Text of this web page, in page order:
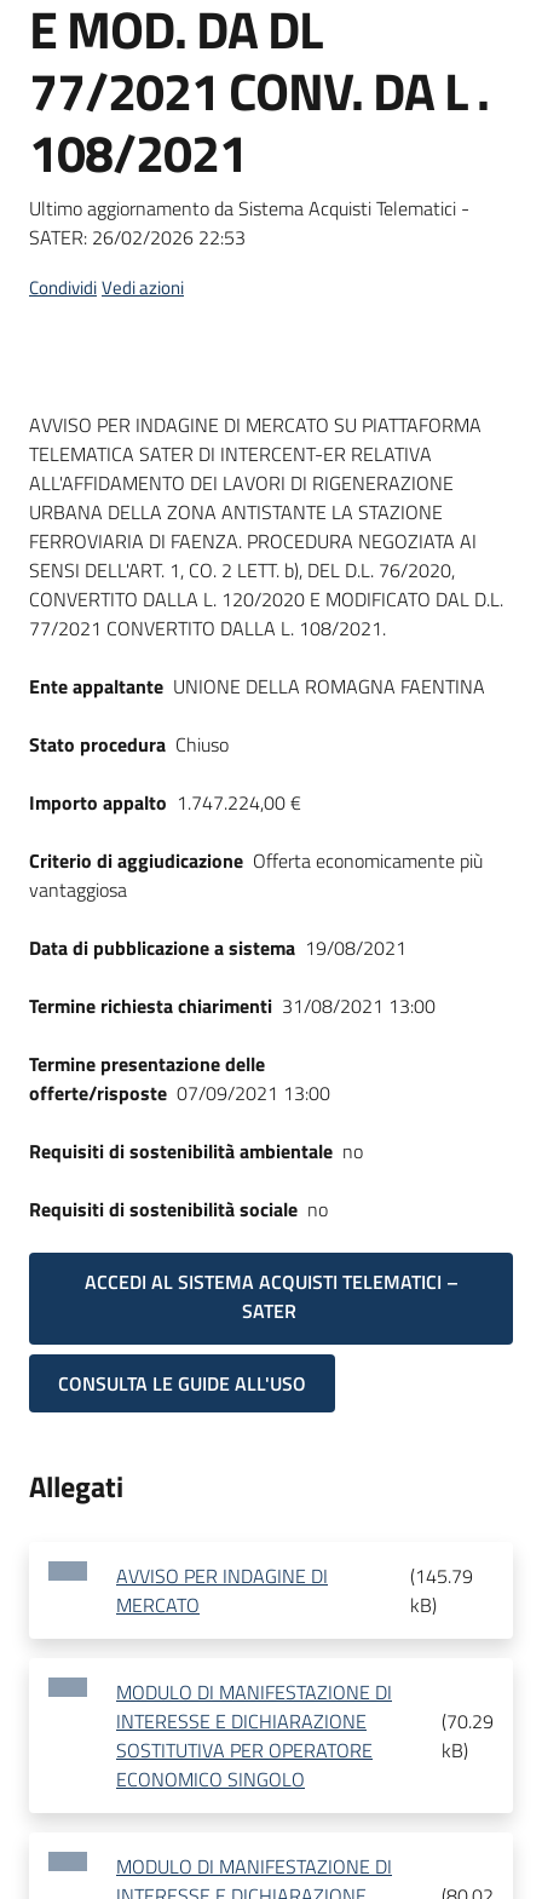
E MOD. DA DL
77/2021 CONV. DA L .
108/2021
Ultimo aggiornamento da Sistema Acquisti Telematici -
SATER: 26/02/2026 22:53
CondividiVedi azioni
Dati del bando
AVVISO PER INDAGINE DI MERCATO SU PIATTAFORMA
TELEMATICA SATER DI INTERCENT-ER RELATIVA
ALL'AFFIDAMENTO DEI LAVORI DI RIGENERAZIONE
URBANA DELLA ZONA ANTISTANTE LA STAZIONE
FERROVIARIA DI FAENZA. PROCEDURA NEGOZIATA AI
SENSI DELL'ART. 1, CO. 2 LETT. b), DEL D.L. 76/2020,
CONVERTITO DALLA L. 120/2020 E MODIFICATO DAL D.L.
77/2021 CONVERTITO DALLA L. 108/2021.
Ente appaltante UNIONE DELLA ROMAGNA FAENTINA
Stato procedura Chiuso
Importo appalto 1.747.224,00 €
Criterio di aggiudicazione Offerta economicamente più
vantaggiosa
Data di pubblicazione a sistema 19/08/2021
Termine richiesta chiarimenti 31/08/2021 13:00
Termine presentazione delle
offerte/risposte 07/09/2021 13:00
Requisiti di sostenibilità ambientale no
Requisiti di sostenibilità sociale no
ACCEDI AL SISTEMA ACQUISTI TELEMATICI –
SATER
CONSULTA LE GUIDE ALL'USO
Allegati
AVVISO PER INDAGINE DI
MERCATO
(145.79
kB)
MODULO DI MANIFESTAZIONE DI
INTERESSE E DICHIARAZIONE
SOSTITUTIVA PER OPERATORE
ECONOMICO SINGOLO
(70.29
kB)
MODULO DI MANIFESTAZIONE DI